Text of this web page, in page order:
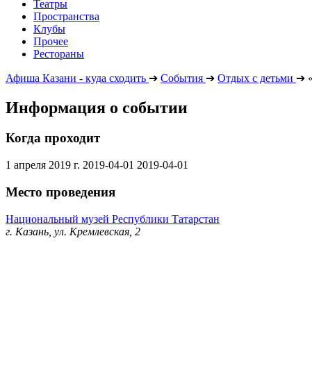
Театры
Пространства
Клубы
Прочее
Рестораны
Афиша Казани - куда сходить ➔ События ➔ Отдых с детьми ➔
Информация о событии
Когда проходит
1 апреля 2019 г. 2019-04-01 2019-04-01
Место проведения
Национальный музей Республики Татарстан
г. Казань, ул. Кремлевская, 2